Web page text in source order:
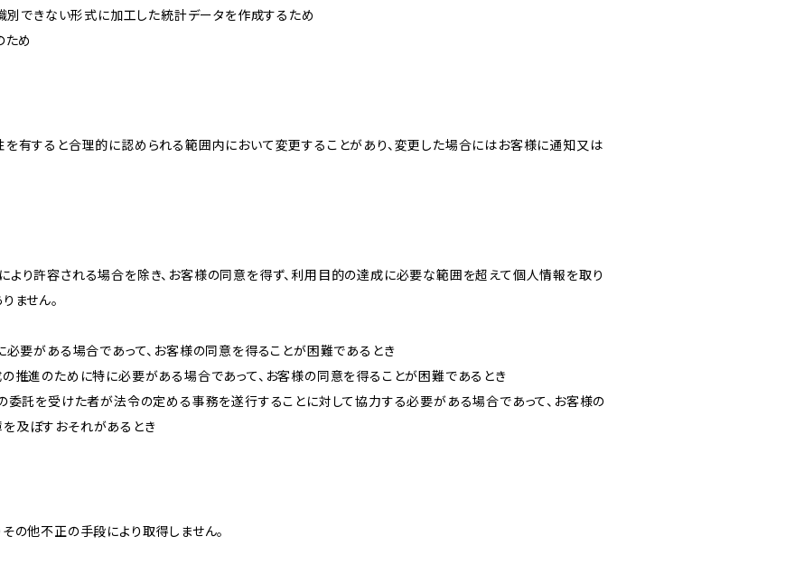
識別できない形式に加工した統計データを作成するため
ため
を有すると合理的に認められる範囲内において変更することがあり、変更した場合にはお客様に通知又は
より許容される場合を除き、お客様の同意を得ず、利用目的の達成に必要な範囲を超えて個人情報を取り
ません。
必要がある場合であって、お客様の同意を得ることが困難であるとき
推進のために特に必要がある場合であって、お客様の同意を得ることが困難であるとき
委託を受けた者が法令の定める事務を遂行することに対して協力する必要がある場合であって、お客様の
及ぼすおそれがあるとき
の他不正の手段により取得しません。